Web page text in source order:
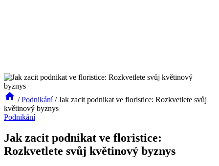
/ Podnikání / Jak zacit podnikat ve floristice: Rozkvetlete svůj
květinový byznys
Podnikání
Jak zacit podnikat ve floristice:
Rozkvetlete svůj květinový byznys